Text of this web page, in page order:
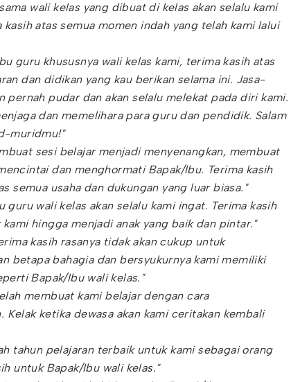
wali kelas yang dibuat di kelas akan selalu kami
kasih atas semua momen indah yang telah kami lalui
guru khususnya wali kelas kami, terima kasih atas
dan didikan yang kau berikan selama ini. Jasa-
pernah pudar dan akan selalu melekat pada diri kami.
dan memelihara para guru dan pendidik. Salam
muridmu!"
sesi belajar menjadi menyenangkan, membuat
dan menghormati Bapak/Ibu. Terima kasih
semua usaha dan dukungan yang luar biasa."
guru wali kelas akan selalu kami ingat. Terima kasih
hingga menjadi anak yang baik dan pintar."
kasih rasanya tidak akan cukup untuk
betapa bahagia dan bersyukurnya kami memiliki
Bapak/Ibu wali kelas."
membuat kami belajar dengan cara
Kelak ketika dewasa akan kami ceritakan kembali
tahun pelajaran terbaik untuk kami sebagai orang
untuk Bapak/Ibu wali kelas."